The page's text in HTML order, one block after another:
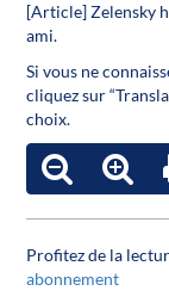
[Article] Zelensky
ami.
Si vous ne
cliquez sur
choix.
Profitez de la
abonnement